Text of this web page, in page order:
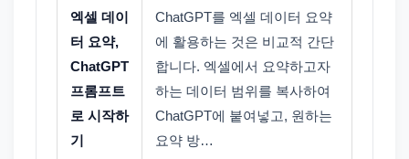
엑셀 데이
터 요약,
ChatGPT
프롬프트
로 시작하
기
ChatGPT를 엑셀 데이터 요약
에 활용하는 것은 비교적 간단
합니다. 엑셀에서 요약하고자
하는 데이터 범위를 복사하여
ChatGPT에 붙여넣고, 원하는
요약 방…